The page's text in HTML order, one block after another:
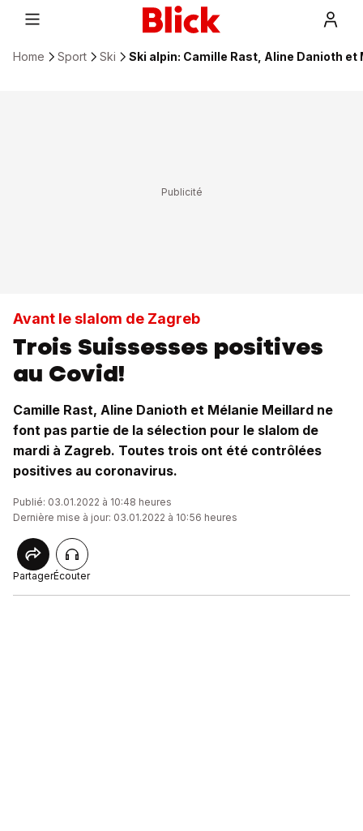
Home Sport Ski Ski alpin: Camille Rast, Aline Danioth et
Avant le slalom de Zagreb
Trois Suissesses positives
au Covid!
Camille Rast, Aline Danioth et Mélanie Meillard ne
font pas partie de la sélection pour le slalom de
mardi à Zagreb. Toutes trois ont été contrôlées
positives au coronavirus.
Publié: 03.01.2022 à 10:48 heures
Dernière mise à jour: 03.01.2022 à 10:56 heures
PartagerÉcouter